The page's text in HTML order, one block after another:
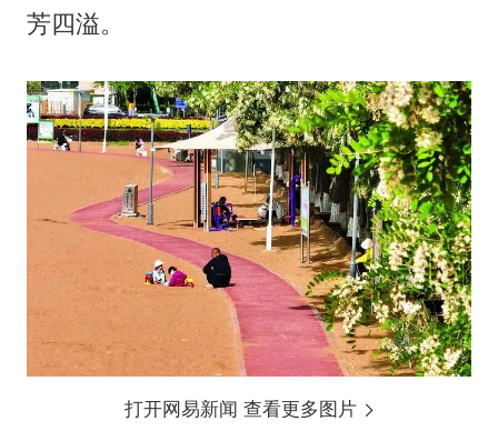
芳四溢。
打开网易新闻 查看更多图片